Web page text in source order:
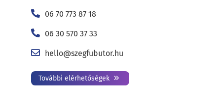
06 70 773 87 18
06 30 570 37 33
hello@szegfubutor.hu
További elérhetőségek